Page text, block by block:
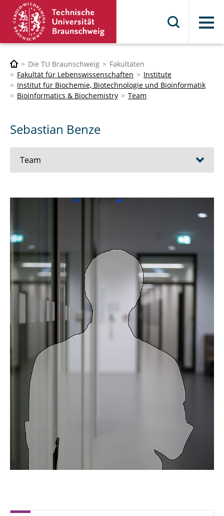
Menü
Die TU Braunschweig
Fakultäten
Fakultät für Lebenswissenschaften
Institute
Institut für Biochemie, Biotechnologie und Bioinformatik
Bioinformatics & Biochemistry
Team
Sebastian Benze
Team
Prof. Dr. Thekla Cordes
Prof. Dr. Thomas Naake
Dr. Chiara Annunziata
Dr. Davina Hiller
Dr. Tushar More
Dr. Wei He
Aileen Lassnig
Annette Walz
Bastian Bennühr
Benedikt Beine
Collin Starke